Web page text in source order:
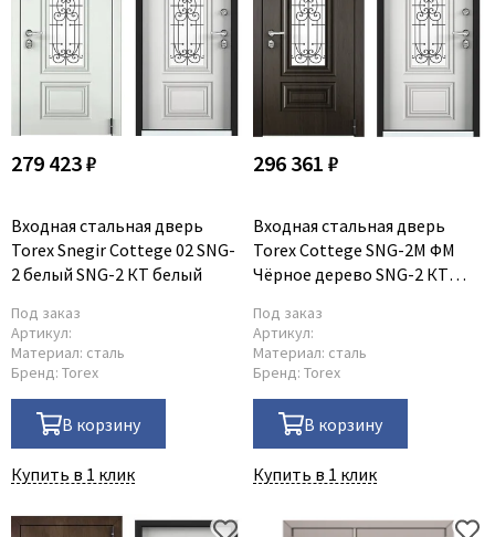
279 423 ₽
Входная стальная дверь
Torex Snegir Cottege 02 SNG-
2 белый SNG-2 КТ белый
Под заказ
Артикул:
Материал: сталь
Бренд: Torex
В корзину
Купить в 1 клик
296 361 ₽
Входная стальная дверь
Torex Cottege SNG-2M ФM
Чёрное дерево SNG-2 КТ
Под заказ
Артикул:
Материал: сталь
Бренд: Torex
В корзину
Купить в 1 клик